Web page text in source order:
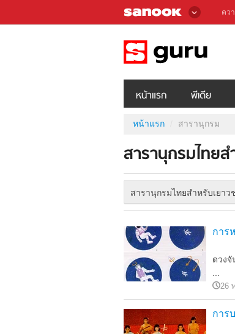
คว
หน้าแรก พีเดีย
หน้าแรก สารานุกรม
สารานุกรมไทยส
สารานุกรมไทยสำหรับเยาว
การ
สม
ดวงจั
26
การ
กา